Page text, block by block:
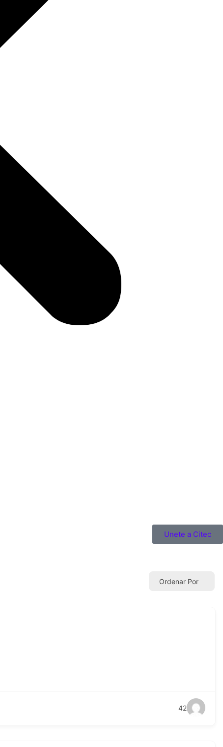
Unete a Citec
Ordenar Por
42